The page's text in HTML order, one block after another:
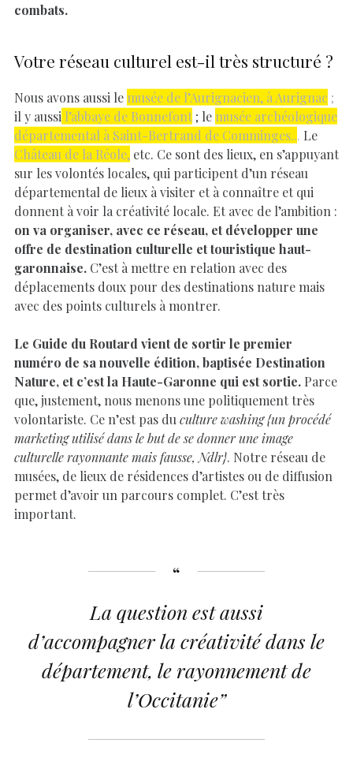
combats.
Votre réseau culturel est-il très structuré ?
Nous avons aussi le musée de l’Aurignacien, à Aurignac ;
il y aussi l’abbaye de Bonnefont ; le musée archéologique
départemental à Saint-Bertrand de Comminges... Le
Château de la Réole, etc. Ce sont des lieux, en s’appuyant
sur les volontés locales, qui participent d’un réseau
départemental de lieux à visiter et à connaître et qui
donnent à voir la créativité locale. Et avec de l’ambition :
on va organiser, avec ce réseau, et développer une
offre de destination culturelle et touristique haut-
garonnaise. C’est à mettre en relation avec des
déplacements doux pour des destinations nature mais
avec des points culturels à montrer.
Le Guide du Routard vient de sortir le premier
numéro de sa nouvelle édition, baptisée Destination
Nature, et c’est la Haute-Garonne qui est sortie. Parce
que, justement, nous menons une politiquement très
volontariste. Ce n’est pas du culture washing{un procédé
marketing utilisé dans le but de se donner une image
culturelle rayonnante mais fausse, Ndlr}. Notre réseau de
musées, de lieux de résidences d’artistes ou de diffusion
permet d’avoir un parcours complet. C’est très
important.
La question est aussi
d’accompagner la créativité dans le
département, le rayonnement de
l’Occitanie”